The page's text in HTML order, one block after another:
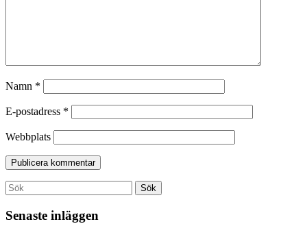
Namn *
E-postadress *
Webbplats
Search
for:
Sök
Senaste inläggen